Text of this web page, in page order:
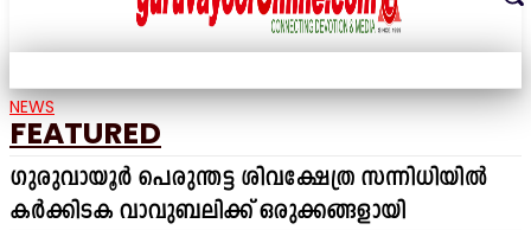
NEWS
FEATURED
ഗുരുവായൂർ പെരുന്തട്ട ശിവക്ഷേത്ര സന്നിധിയിൽ
കർക്കിടക വാവുബലിക്ക് ഒരുക്കങ്ങളായി